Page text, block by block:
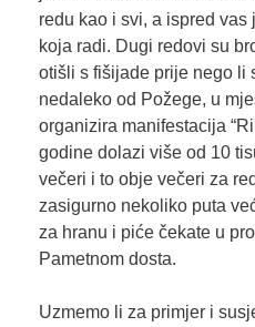
redu kao i svi, a ispred
koja radi. Dugi redovi su
otišli s fišijade prije nego li
nedaleko od Požege, u
organizira manifestacija
godine dolazi više od 10
večeri i to obje večeri za
zasigurno nekoliko puta
za hranu i piće čekate u
Pametnom dosta.
Uzmemo li za primjer i